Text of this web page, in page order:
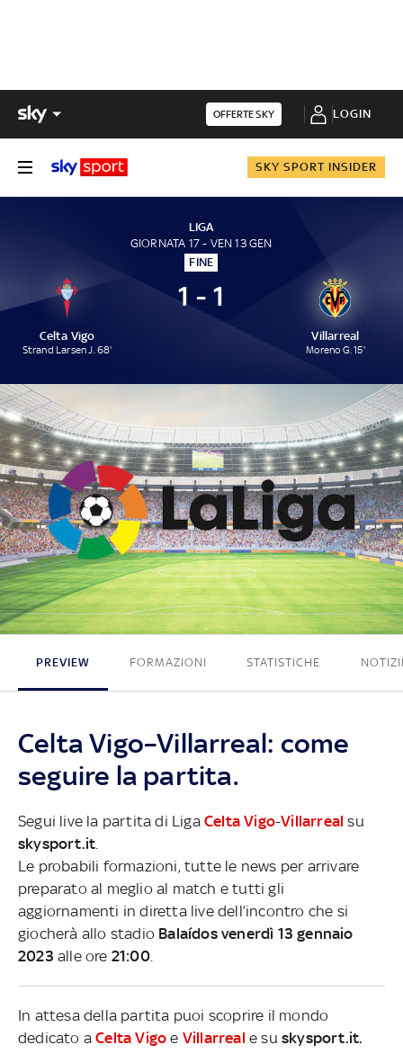
OFFERTE SKY LOGIN
SKY SPORT INSIDER
LIGA
GIORNATA 17 - VEN 13 GEN
FINE
Celta Vigo
Strand Larsen J. 68'
1 - 1
Villarreal
Moreno G. 15'
1 - 1
PREVIEW FORMAZIONI STATISTICHE
Celta Vigo–Villarreal: come
seguire la partita.
Segui live la partita di Liga Celta Vigo-Villarreal su
skysport.it
Le probabili formazioni, tutte le news per arrivare
preparato al meglio al match e tutti gli
aggiornamenti in diretta live dell’incontro che si
giocherà allo stadio Balaídos venerdì 13 gennaio
2023 alle ore 21:00.
In attesa della partita puoi scoprire il mondo
dedicato aCelta Vigo e Villarreal e suskysport.it.